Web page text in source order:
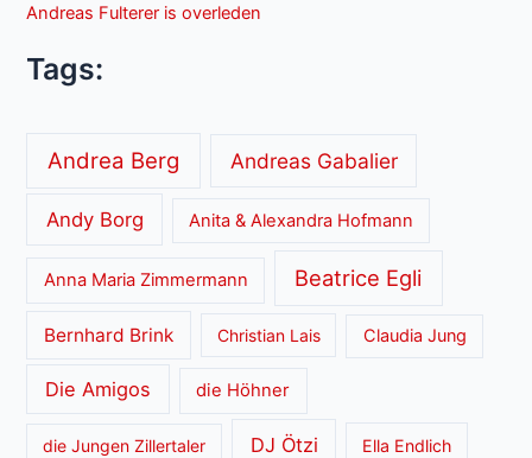
Andreas Fulterer is overleden
Tags:
Andrea Berg Andreas Gabalier
Andy Borg Anita & Alexandra Hofmann
Anna Maria Zimmermann Beatrice Egli
Bernhard Brink Christian Lais Claudia Jung
Die Amigos die Höhner
die Jungen Zillertaler DJ Ötzi Ella Endlich